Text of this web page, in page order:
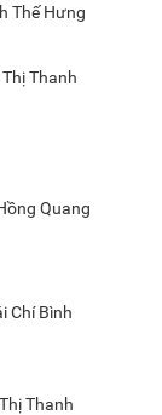
Thế Hưng
Thanh
Quang
Chí Bình
Thanh